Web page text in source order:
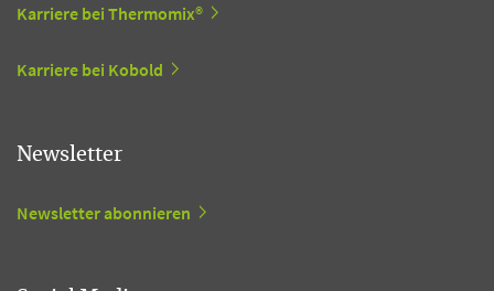
Karriere bei Thermomix®
Karriere bei Kobold
Newsletter
Newsletter abonnieren